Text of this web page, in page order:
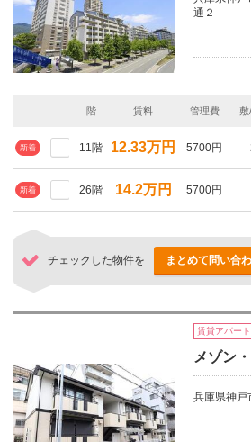
通２
階 賃料 管理費
新着 11階 12.33万円 5700円
新着 26階 14.2万円 5700円
チェックした物件を まとめて問い合
賃貸アパート
メゾン
兵庫県神戸